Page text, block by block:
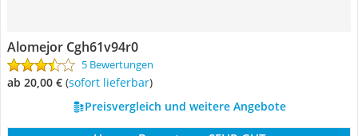
Alomejor Cgh61v94r0
5 Bewertungen
ab 20,00 € ( Sofort lieferbar)
Preisvergleich und weitere Angebote